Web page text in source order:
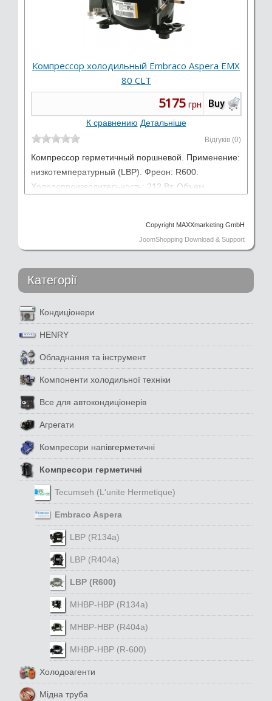
Компрессор холодильный Embraco Aspera EMX
80 CLT
Buy
5175 грн
К сравнению Детальніше
Відгуків (0)
Компрессор герметичный поршневой. Применение:
низкотемпературный (LBP). Фреон: R600.
Холодопроизводительность: 212 Вт. Объем
Тип: Низкотемпературные LBP
Copyright MAXXmarketing GmbH
JoomShopping Download & Support
Категорії
Кондиціонери
HENRY
Обладнання та інструмент
Компоненти холодильної техніки
Все для автокондиціонерів
Агрегати
Компресори напівгерметичні
Компресори герметичні
Tecumseh (L'unite Hermetique)
Embraco Aspera
LBP (R134a)
LBP (R404a)
LBP (R600)
MHBP-HBP (R134a)
MHBP-HBP (R404a)
MHBP-HBP (R-600)
Холодоагенти
Мідна труба